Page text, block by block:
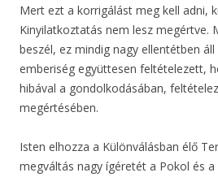
Mert ezt a korrigálást meg kell adni,
Kinyilatkoztatás nem lesz megértve.
beszél, ez mindig nagy ellentétben
emberiség együttesen feltételezett,
hibával a gondolkodásában,
megértésében.
Isten elhozza a Különválásban élő
megváltás nagy ígéretét a Pokol és